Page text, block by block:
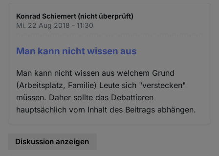
Konrad Schiemert (nicht überprüft)
Mi. 22 Aug 2018 - 11:30
Man kann nicht wissen aus
Man kann nicht wissen aus welchem Grund
(Arbeitsplatz, Familie) Leute sich "verstecken"
müssen. Daher sollte das Debattieren
hauptsächlich vom Inhalt des Beitrags abhängen.
Diskussion anzeigen